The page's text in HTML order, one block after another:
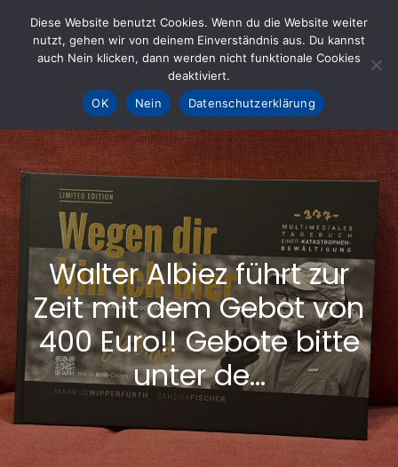
content
KOHLE fürs AHRTAL e.V.
– Helfen hilft
Walter Albiez führt zur
Zeit mit dem Gebot von
400 Euro!! Gebote bitte
unter de…
Diese Website benutzt Cookies. Wenn du die Website weiter
nutzt, gehen wir von deinem Einverständnis aus. Du kannst
auch Nein klicken, dann werden nicht funktionale Cookies
deaktiviert.
OK
Nein Datenschutzerklärung